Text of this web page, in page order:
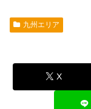
九州エリア
X